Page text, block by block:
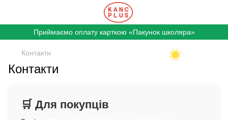
Приймаємо оплату карткою «Пакунок школяра»
Контакти
Контакти
🛒 Для покупців